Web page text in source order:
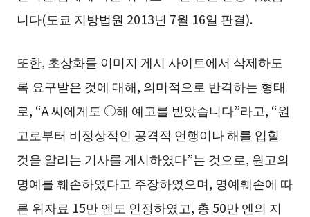
니다(도쿄 지방법원 2013년 7월 16일 판결).
또한, 초상화를 이미지 게시 사이트에서 삭제하도
록 요구받은 것에 대해, 의미적으로 반격하는 형태
로, “A 씨에게도 ○해 예고를 받았습니다”라고, “원
고로부터 비정상적인 공격적 언행이나 해를 입힐
것을 알리는 기사를 게시하였다”는 것으로, 원고의
명예를 훼손하였다고 주장하였으며, 명예훼손에 따
른 위자료 15만 엔도 인정하였고, 총 50만 엔의 지